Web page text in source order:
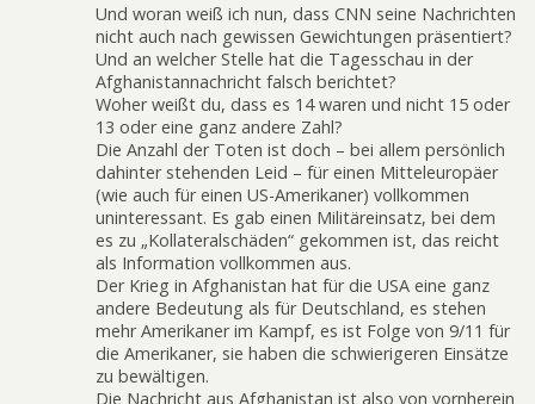
Und woran weiß ich nun, dass CNN seine Nachrichten
nicht auch nach gewissen Gewichtungen präsentiert?
Und an welcher Stelle hat die Tagesschau in der
Afghanistannachricht falsch berichtet?
Woher weißt du, dass es 14 waren und nicht 15 oder
13 oder eine ganz andere Zahl?
Die Anzahl der Toten ist doch – bei allem persönlich
dahinter stehenden Leid – für einen Mitteleuropäer
(wie auch für einen US-Amerikaner) vollkommen
uninteressant. Es gab einen Militäreinsatz, bei dem
es zu „Kollateralschäden“ gekommen ist, das reicht
als Information vollkommen aus.
Der Krieg in Afghanistan hat für die USA eine ganz
andere Bedeutung als für Deutschland, es stehen
mehr Amerikaner im Kampf, es ist Folge von 9/11 für
die Amerikaner, sie haben die schwierigeren Einsätze
zu bewältigen.
Die Nachricht aus Afghanistan ist also von vornherein